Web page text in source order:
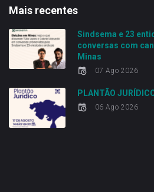
Mais recentes
Sindsema e 23
conversas com
Minas
07 Ago 2026
PLANTÃO
06 Ago 2026